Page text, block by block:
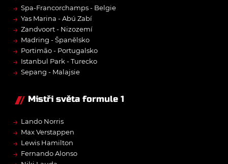
→ Spa-Francorchamps - Belgie
→ Yas Marina - Abú Zabí
→ Zandvoort - Nizozemí
→ Madring - Španělsko
→ Portimão - Portugalsko
→ Istanbul Park - Turecko
→ Sepang - Malajsie
Mistři světa formule 1
→ Lando Norris
→ Max Verstappen
→ Lewis Hamilton
→ Fernando Alonso